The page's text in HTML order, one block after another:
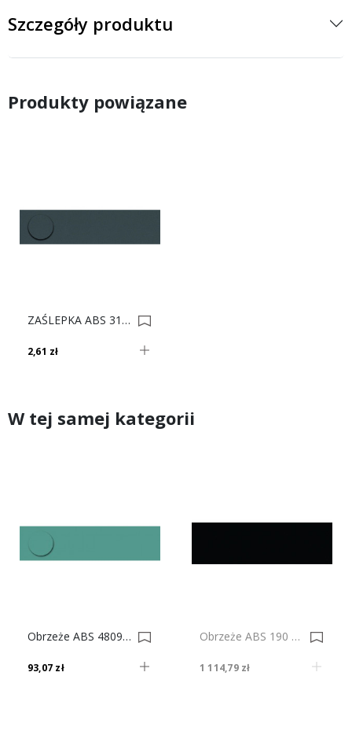
Szczegóły produktu
Produkty powiązane
ZAŚLEPKA ABS 3114 Pe Grafitowy 0001687
2,61 zł
W tej samej kategorii
Obrzeże ABS 4809 Vl Morski Do Płyty SWISS KRONO 0022972-0023227
93,07 zł
Obrzeże ABS 190 KM Czarny SWISS KRONO 0003912
1 114,79 zł